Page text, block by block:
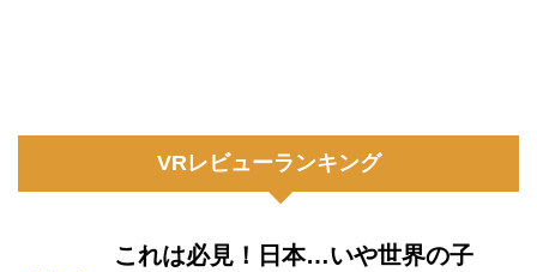
VRレビューランキング
これは必見！日本…いや世界の子